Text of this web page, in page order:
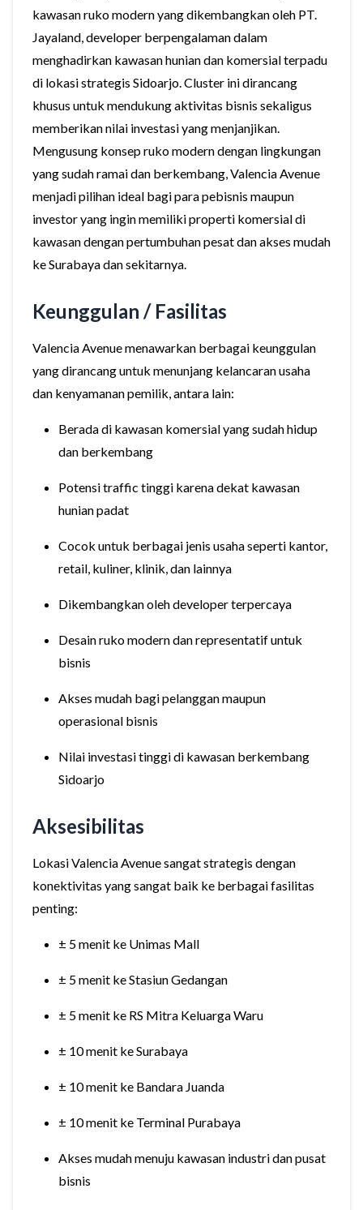
kawasan ruko modern yang dikembangkan oleh PT.
Jayaland, developer berpengalaman dalam
menghadirkan kawasan hunian dan komersial terpadu
di lokasi strategis Sidoarjo. Cluster ini dirancang
khusus untuk mendukung aktivitas bisnis sekaligus
memberikan nilai investasi yang menjanjikan.
Mengusung konsep ruko modern dengan lingkungan
yang sudah ramai dan berkembang, Valencia Avenue
menjadi pilihan ideal bagi para pebisnis maupun
investor yang ingin memiliki properti komersial di
kawasan dengan pertumbuhan pesat dan akses mudah
ke Surabaya dan sekitarnya.
Keunggulan / Fasilitas
Valencia Avenue menawarkan berbagai keunggulan
yang dirancang untuk menunjang kelancaran usaha
dan kenyamanan pemilik, antara lain:
Berada di kawasan komersial yang sudah hidup
dan berkembang
Potensi traffic tinggi karena dekat kawasan
hunian padat
Cocok untuk berbagai jenis usaha seperti kantor,
retail, kuliner, klinik, dan lainnya
Dikembangkan oleh developer terpercaya
Desain ruko modern dan representatif untuk
bisnis
Akses mudah bagi pelanggan maupun
operasional bisnis
Nilai investasi tinggi di kawasan berkembang
Sidoarjo
Aksesibilitas
Lokasi Valencia Avenue sangat strategis dengan
konektivitas yang sangat baik ke berbagai fasilitas
penting:
± 5 menit ke Unimas Mall
± 5 menit ke Stasiun Gedangan
± 5 menit ke RS Mitra Keluarga Waru
± 10 menit ke Surabaya
± 10 menit ke Bandara Juanda
± 10 menit ke Terminal Purabaya
Akses mudah menuju kawasan industri dan pusat
bisnis